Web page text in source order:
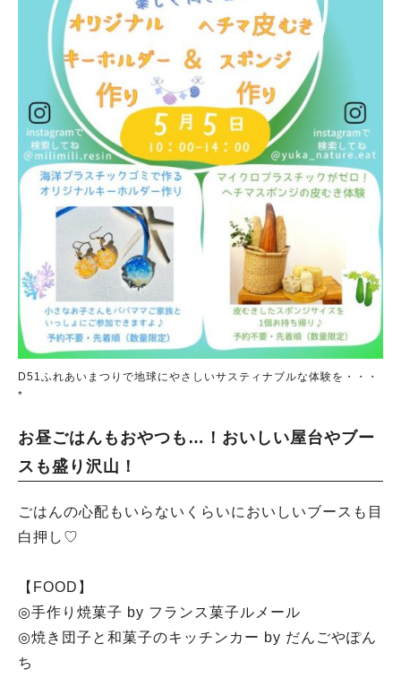
D51ふれあいまつりで地球にやさしいサスティナブルな体験を・・・
*
お昼ごはんもおやつも…！おいしい屋台やブー
スも盛り沢山！
ごはんの心配もいらないくらいにおいしいブースも目
白押し♡
【FOOD】
◎手作り焼菓子 by フランス菓子ルメール
◎焼き団子と和菓子のキッチンカー by だんごやぽん
ち